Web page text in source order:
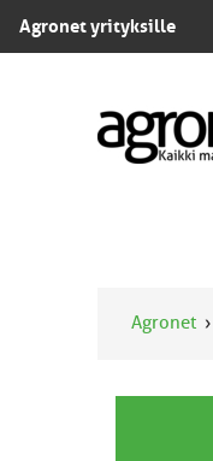
Agronet yrityksille
Agronet